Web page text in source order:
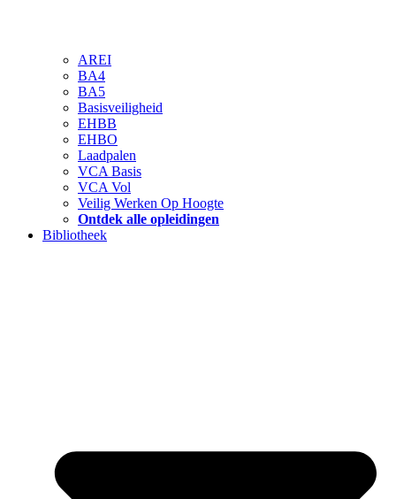
AREI
BA4
BA5
Basisveiligheid
EHBB
EHBO
Laadpalen
VCA Basis
VCA Vol
Veilig Werken Op Hoogte
Ontdek alle opleidingen
Bibliotheek